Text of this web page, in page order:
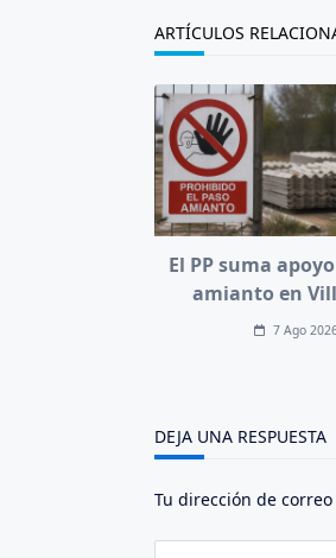
ARTÍCULOS
El PP suma
amianto en
7 Ago
DEJA UNA RESPUESTA
Tu dirección de